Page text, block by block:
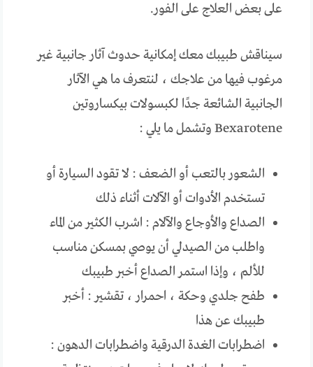
على بعض العلاج على الفور.
سيناقش طبيبك معك إمكانية حدوث آثار جانبية غير
مرغوب فيها من علاجك ، لنتعرف ما هي الآثار
الجانبية الشائعة جدًا لكبسولات بيكساروتين
Bexarotene وتشمل ما يلي :
الشعور بالتعب أو الضعف : لا تقود السيارة أو
تستخدم الأدوات أو الآلات أثناء ذلك
الصداع والأوجاع والآلام : اشرب الكثير من الماء
واطلب من الصيدلي أن يوصي بمسكن مناسب
للألم ، وإذا استمر الصداع أخبر طبيبك
طفح جلدي وحكة ، احمرار ، تقشير : أخبر
طبيبك عن هذا
اضطرابات الغدة الدرقية واضطرابات الدهون :